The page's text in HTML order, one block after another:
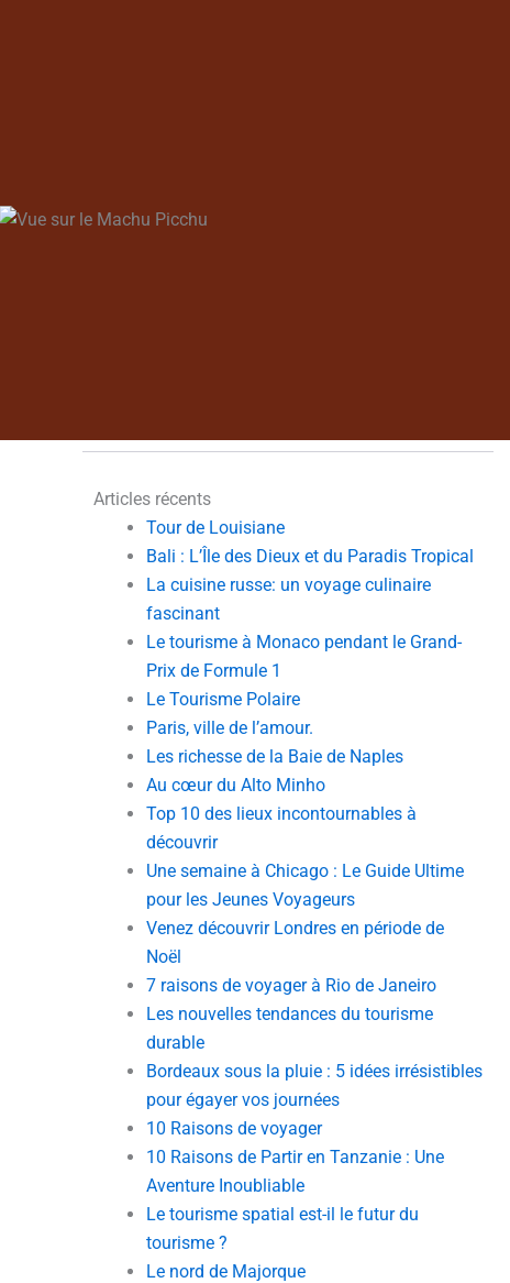
Articles récents
Tour de Louisiane
Bali : L’Île des Dieux et du Paradis Tropical
La cuisine russe: un voyage culinaire
fascinant
Le tourisme à Monaco pendant le Grand-
Prix de Formule 1
Le Tourisme Polaire
Paris, ville de l’amour.
Les richesse de la Baie de Naples
Au cœur du Alto Minho
Top 10 des lieux incontournables à
découvrir
Une semaine à Chicago : Le Guide Ultime
pour les Jeunes Voyageurs
Venez découvrir Londres en période de
Noël
7 raisons de voyager à Rio de Janeiro
Les nouvelles tendances du tourisme
durable
Bordeaux sous la pluie : 5 idées irrésistibles
pour égayer vos journées
10 Raisons de voyager
10 Raisons de Partir en Tanzanie : Une
Aventure Inoubliable
Le tourisme spatial est-il le futur du
tourisme ?
Le nord de Majorque